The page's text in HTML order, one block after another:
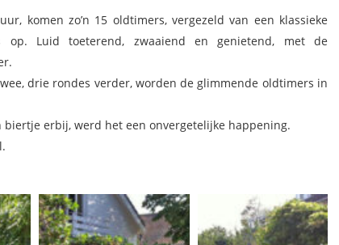
komen zo’n 15 oldtimers, vergezeld van een klassieke
op. Luid toeterend, zwaaiend en genietend, met de
drie rondes verder, worden de glimmende oldtimers in
erbij, werd het een onvergetelijke happening.